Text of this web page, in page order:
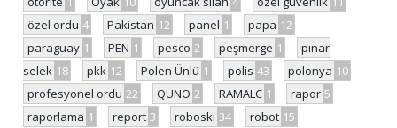
özel ordu 4 Pakistan 12 panel 1 papa 12
paraguay 1 PEN 1 pesco 2 peşmerge 1
pınar
selek 18 pkk 12 Polen Ünlü 1 polis 43 polonya 10
profesyonel ordu 22 QUNO 2 RAMALC 1 rapor 5
raporlama 1 report 3 roboski 34 robot 15